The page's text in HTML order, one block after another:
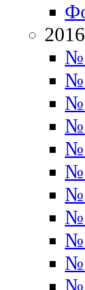
2016
№
№
№
№
№
№
№
№
№
№